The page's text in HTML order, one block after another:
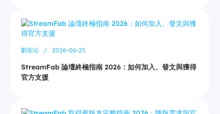
劉安沁 / 2026-06-25
StreamFab 論壇終極指南 2026：如何加入、發文與獲得
官方支援